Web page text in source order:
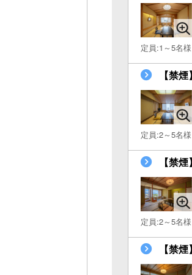
定員:1～5名様
【禁
定員:2～5名様
【禁
定員:2～5名様
【禁